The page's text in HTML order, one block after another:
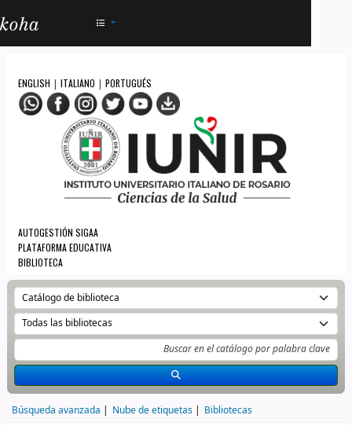
ENGLISH | ITALIANO | PORTUGUÉS
AUTOGESTIÓN SIGAA
PLATAFORMA EDUCATIVA
BIBLIOTECA
Búsqueda avanzada Nube de etiquetas Bibliotecas